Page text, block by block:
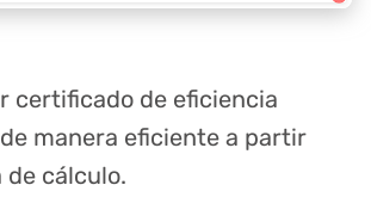
certificado de eficiencia
manera eficiente a partir
de cálculo.